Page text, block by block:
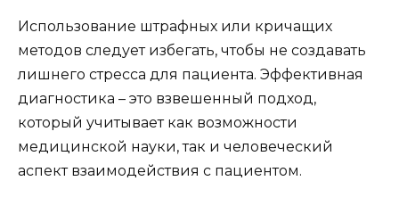
Использование штрафных или кричащих
методов следует избегать, чтобы не создавать
лишнего стресса для пациента. Эффективная
диагностика – это взвешенный подход,
который учитывает как возможности
медицинской науки, так и человеческий
аспект взаимодействия с пациентом.